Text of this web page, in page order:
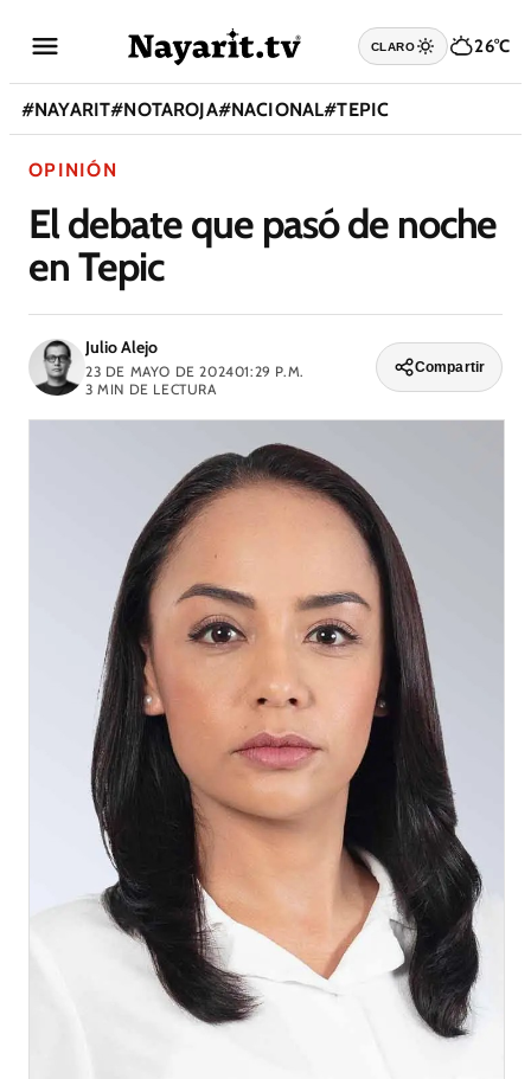
CLARO 26°C
#NAYARIT#NOTAROJA#NACIONAL#TEPIC
OPINIÓN
El debate que pasó de noche
en Tepic
Julio Alejo
23 DE MAYO DE 202401:29 P.M.
3 MIN DE LECTURA
Compartir